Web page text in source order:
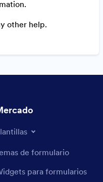
other help.
de formulario
para formularios